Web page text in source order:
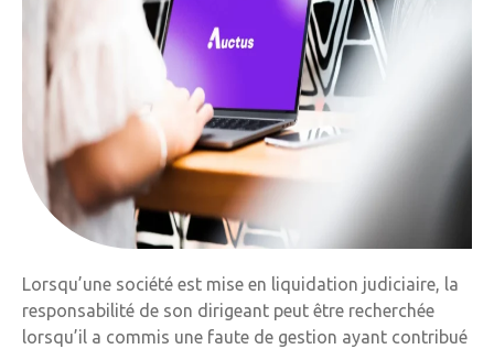
Lorsqu’une société est mise en liquidation judiciaire, la
responsabilité de son dirigeant peut être recherchée
lorsqu’il a commis une faute de gestion ayant contribué